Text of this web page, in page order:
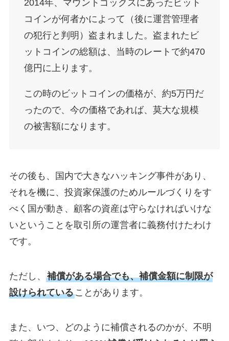
2014年、マウントゴックスにあったビット
コインが何者かによって（後に運営管理者
の犯行と判明）盗まれました。盗まれたビ
ットコインの総額は、当時のレートで約470
億円に上ります。
この時のビットコインの価格が、約5万円だ
ったので、今の価格であれば、莫大な規模
の被害額になります。
その後も、国内で大きなハッキング事件があり、
それを機に、投資家保護のためルールづくりをす
べく国が動き、顧客の資産は守らなければいけな
いということを取引所の運営者に義務付けたわけ
です。
ただし、 補償がある場合でも、補償金額に制限が
設けられていることがあります。
また、いつ、どのように補償されるのかが、不明